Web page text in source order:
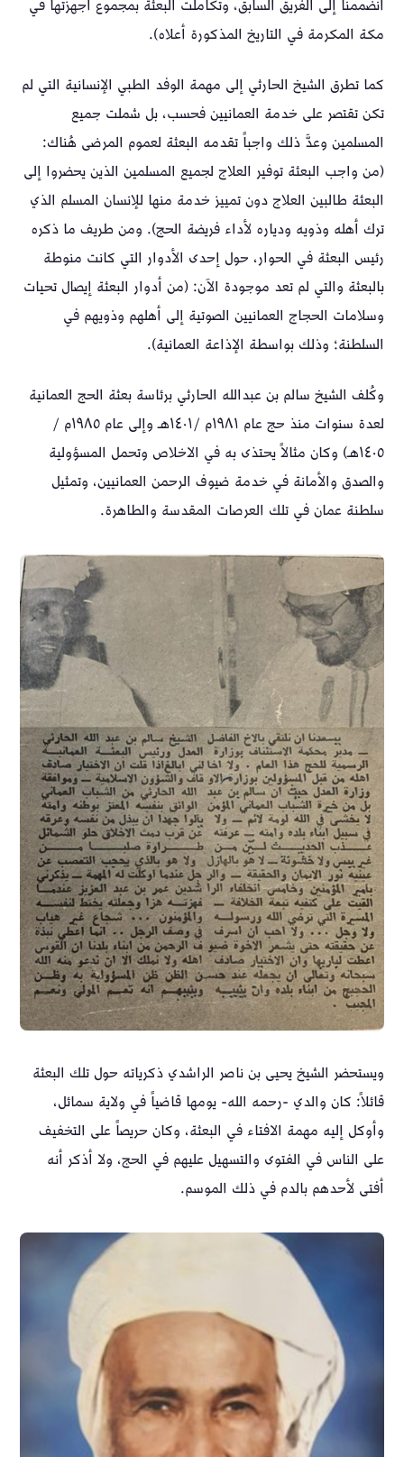
انضممنا إلى الفريق السابق، وتكاملت البعثة بمجموع أجهزتها في
مكة المكرمة في التاريخ المذكورة أعلاه).
كما تطرق الشيخ الحارثي إلى مهمة الوفد الطبي الإنسانية التي لم
تكن تقتصر على خدمة العمانيين فحسب، بل شملت جميع
المسلمين وعدَّ ذلك واجباً تقدمه البعثة لعموم المرضى هُناك:
(من واجب البعثة توفير العلاج لجميع المسلمين الذين يحضروا إلى
البعثة طالبين العلاج دون تمييز خدمة منها للإنسان المسلم الذي
ترك أهله وذويه ودياره لأداء فريضة الحج). ومن طريف ما ذكره
رئيس البعثة في الحوار، حول إحدى الأدوار التي كانت منوطة
بالبعثة والتي لم تعد موجودة الآن: (من أدوار البعثة إيصال تحيات
وسلامات الحجاج العمانيين الصوتية إلى أهلهم وذويهم في
السلطنة؛ وذلك بواسطة الإذاعة العمانية).
وكُلف الشيخ سالم بن عبدالله الحارثي برئاسة بعثة الحج العمانية
لعدة سنوات منذ حج عام ١٩٨١م /١٤٠١هـ وإلى عام ١٩٨٥م /
١٤٠٥هـ) وكان مثالاً يحتذى به في الاخلاص وتحمل المسؤولية
والصدق والأمانة في خدمة ضيوف الرحمن العمانيين، وتمثيل
سلطنة عمان في تلك العرصات المقدسة والطاهرة.
ويستحضر الشيخ يحيى بن ناصر الراشدي ذكرياته حول تلك البعثة
قائلاً: كان والدي -رحمه الله- يومها قاضياً في ولاية سمائل،
وأوكل إليه مهمة الافتاء في البعثة، وكان حريصاً على التخفيف
على الناس في الفتوى والتسهيل عليهم في الحج، ولا أذكر أنه
أفتى لأحدهم بالدم في ذلك الموسم.